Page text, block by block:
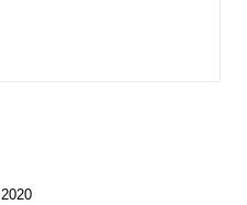
2020